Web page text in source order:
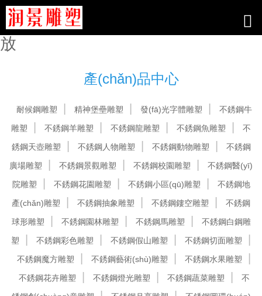
www4477_99热线只有精品_91/欧
美_国产21在线_av+在线播放在线播
放
產(chǎn)品中心
耐候鋼雕塑 精神堡壘雕塑 發(fā)光字體雕塑
不銹鋼牛
雕塑
不銹鋼羊雕塑 不銹鋼龍雕塑 不銹鋼魚雕塑
不
銹鋼天壺雕塑
不銹鋼人物雕塑 不銹鋼動物雕塑
不銹鋼
廣場雕塑
不銹鋼景觀雕塑 不銹鋼校園雕塑
不銹鋼醫(yī)
院雕塑
不銹鋼花園雕塑 不銹鋼小區(qū)雕塑
不銹鋼地
產(chǎn)雕塑
不銹鋼抽象雕塑 不銹鋼鏤空雕塑
不銹鋼
球形雕塑
不銹鋼園林雕塑 不銹鋼馬雕塑
不銹鋼白鋼雕
塑
不銹鋼彩色雕塑 不銹鋼假山雕塑
不銹鋼切面雕塑
不銹鋼魔方雕塑
不銹鋼藝術(shù)雕塑
不銹鋼水果雕塑
不銹鋼花卉雕塑
不銹鋼燈光雕塑 不銹鋼蔬菜雕塑
不